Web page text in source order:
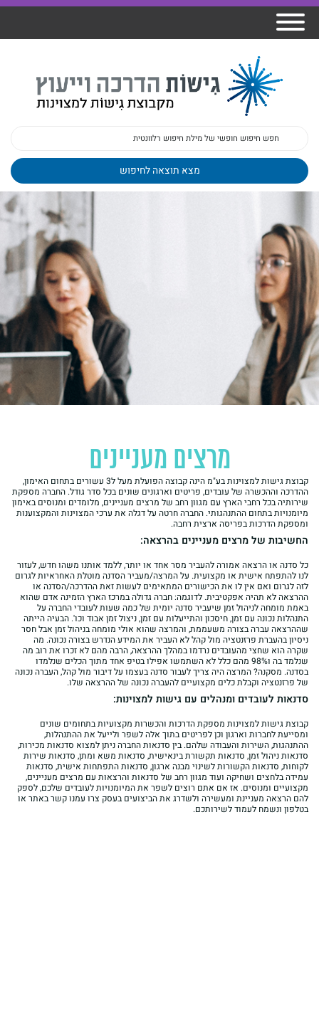
אודות גישות
פיתוח מנהלים
הדרכות
פעילות
ומרצים
ד"ר צבי ברק
מכללת גישות
גישות כנסים
מקצועיים
למנהלי בתי
ספר
מרצים מעניינים
קבוצת גישות למצוינות בע"מ הינה קבוצה הפועלת מעל ל3 עשורים בתחום האימון,
ההדרכה וההכשרה של עובדים, פריטים וארגונים שונים בכל סדר גודל. החברה מספקת
שירותיה בכל רחבי הארץ עם מגוון רחב של מרצים מעניינים, מלומדים ומנוסים באימון
מיומנויות בתחום ההתנהגותי. החברה חרטה על דגלה את ערכי המצוינות והמקצוענות
ומספקת הדרכות בפריסה ארצית רחבה.
החשיבות של מרצים מעניינים בהרצאה:
כל סדנה או הרצאה אמורה להעביר מסר אחד או יותר, ללמד אותנו משהו חדש, לעזור
לנו להתפתח אישית או מקצועית. על המרצה/מעביר הסדנה מוטלת האחראיות לגרום
לזה לגרום ואם אין לו את הכישורים המתאימים לעשות זאת ההדרכה/הסדנה או
ההרצאה לא תהיה אפקטיבית. לדוגמה: חברה גדולה במרכז הארץ הזמינה אדם שהוא
באמת מומחה לניהול זמן שיעביר סדנה יומית של כמה שעות לעובדי החברה על
התנהלות נכונה עם זמן, חיסכון והתייעלות עם זמן, ניצול זמן אבוד וכו'. הבעיה הייתה
שההרצאה עברה בצורה משעממת, והמרצה שהוא אולי מומחה בניהול זמן אבל חסר
ניסיון בהעברת פרזנטציה מול קהל לא העביר את המידע הנדרש בצורה נכונה. מה
שקרה הוא שחצי מהעובדים נרדמו במהלך ההרצאה, הרבה מהם לא זכרו את רוב מה
שנלמד בה ו98% מהם כלל לא השתמשו אפילו בטיפ אחד מתוך הכלים שנלמדו
בסדנה. מסקנה? המרצה היה צריך לעבור סדנה בעצמו על דיבור מול קהל, העברה נכונה
של פרזנטציה וקבלת כלים מקצועיים להעברה נכונה של ההרצאה שלו.
סדנאות לעובדים ומנהלים עם גישות למצוינות:
קבוצת גישות למצוינות מספקת הדרכות והכשרות מקצועיות בתחומים שונים
ומסייעת לחברות וארגון וכן לפריטים בתוך אלה לשפר ולייעל את ההתנהלות,
ההתנהגות, השירות והעבודה שלהם. בין סדנאות החברה ניתן למצוא סדנאות מכירות,
סדנאות ניהול זמן, סדנאות תקשורת בינאישית, סדנאות משא ומתן, סדנאות שירות
לקוחות, סדנאות הקשורות לשינוי מבנה ארגון, סדנאות התפתחות אישית, סדנאות
עמידה בלחצים ושחיקה ועוד מגוון רחב של סדנאות והרצאות עם מרצים מעניינים,
מקצועיים ומנוסים. אז אם אתם רוצים לשפר את המיומנויות לעובדים שלכם, לספק
להם הרצאה מעניינת ומעשירה ולשדרג את הביצועים בעסק צרו עמנו קשר באתר או
בטלפון ונשמח לעמוד לשירותכם.